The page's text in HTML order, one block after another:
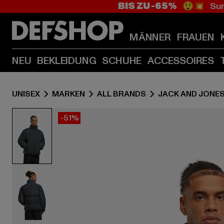
BIS ZU -65% 😲💥
MÄNNER FRAUEN
NEU BEKLEIDUNG SCHUHE ACCESSOIRES
UNISEX MARKEN ALL BRANDS JACK AND JONES
-51%